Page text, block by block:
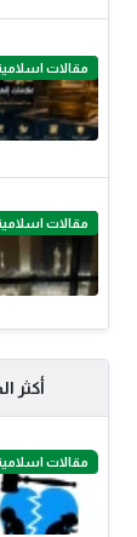
مقالات
مقالات
أكثر
مقالات